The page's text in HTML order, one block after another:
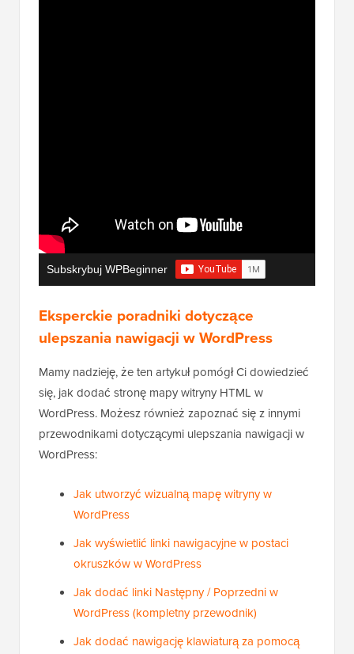
Subskrybuj WPBeginner
Eksperckie poradniki dotyczące
ulepszania nawigacji w WordPress
Mamy nadzieję, że ten artykuł pomógł Ci dowiedzieć
się, jak dodać stronę mapy witryny HTML w
WordPress. Możesz również zapoznać się z innymi
przewodnikami dotyczącymi ulepszania nawigacji w
WordPress:
Jak utworzyć wizualną mapę witryny w
WordPress
Jak wyświetlić linki nawigacyjne w postaci
okruszków w WordPress
Jak dodać linki Następny / Poprzedni w
WordPress (kompletny przewodnik)
Jak dodać nawigację klawiaturą za pomocą